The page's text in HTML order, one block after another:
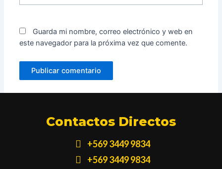
Guarda mi nombre, correo electrónico y web en
este navegador para la próxima vez que comente.
Contactos Directos
+569 3449 9834
+569 3449 9834